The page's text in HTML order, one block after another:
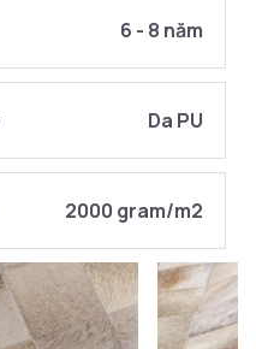
6 - 8 năm
Da PU
2000 gram/m2